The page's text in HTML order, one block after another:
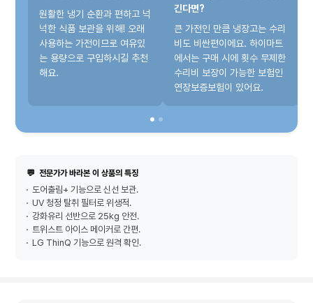
원활한 냉기 순환과 편하고 넉
넉한 식품 보관을 위해! 오래
사용하는 가전이므로 여유있
는 용량으로 구입하시길 추천
해요.
긴다면?
큰 가전인 만큼 냉장고는 수리
비도 비싼편이에요. 하이마트
에서는 구매 시에 횟수 무제한
수리비 보장이 가능한 보험인
연장보증보험이 있어요.
💬 전문가가 바라본 이 상품의 특징
도어출림+ 기능으로 신선 보관.
UV 청정 탈취 필터로 위생적.
강화유리 선반으로 25kg 안전.
트위스트 아이스 메이커로 간편.
LG ThinQ 기능으로 원격 확인.